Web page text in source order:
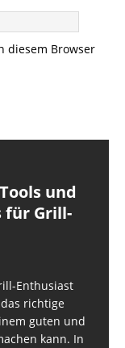
diesem Browser
und
für Grill-
Enthusiast
richtige
guten und
kann. In